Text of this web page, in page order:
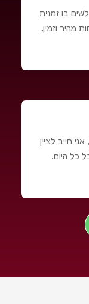
בו זמנית
מהיר וזמין.
חייב לציין
כל היום.